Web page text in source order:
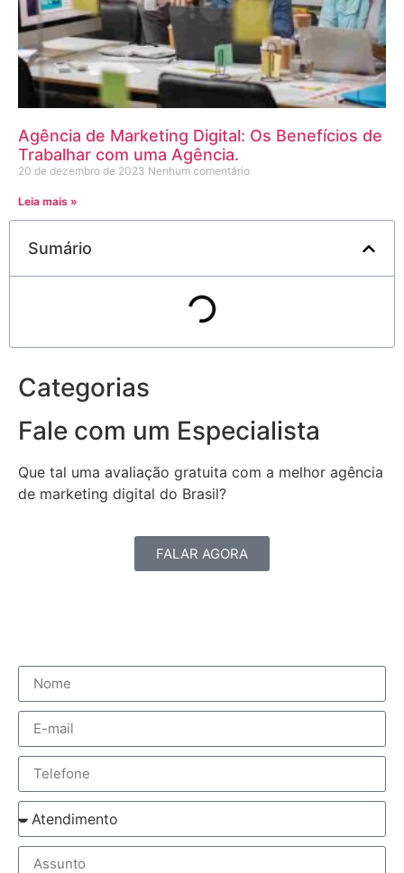
Agência de Marketing Digital: Os Benefícios de
Trabalhar com uma Agência.
20 de dezembro de 2023 Nenhum comentário
Leia mais »
Sumário
Categorias
Fale com um Especialista
Que tal uma avaliação gratuita com a melhor agência
de marketing digital do Brasil?
FALAR AGORA